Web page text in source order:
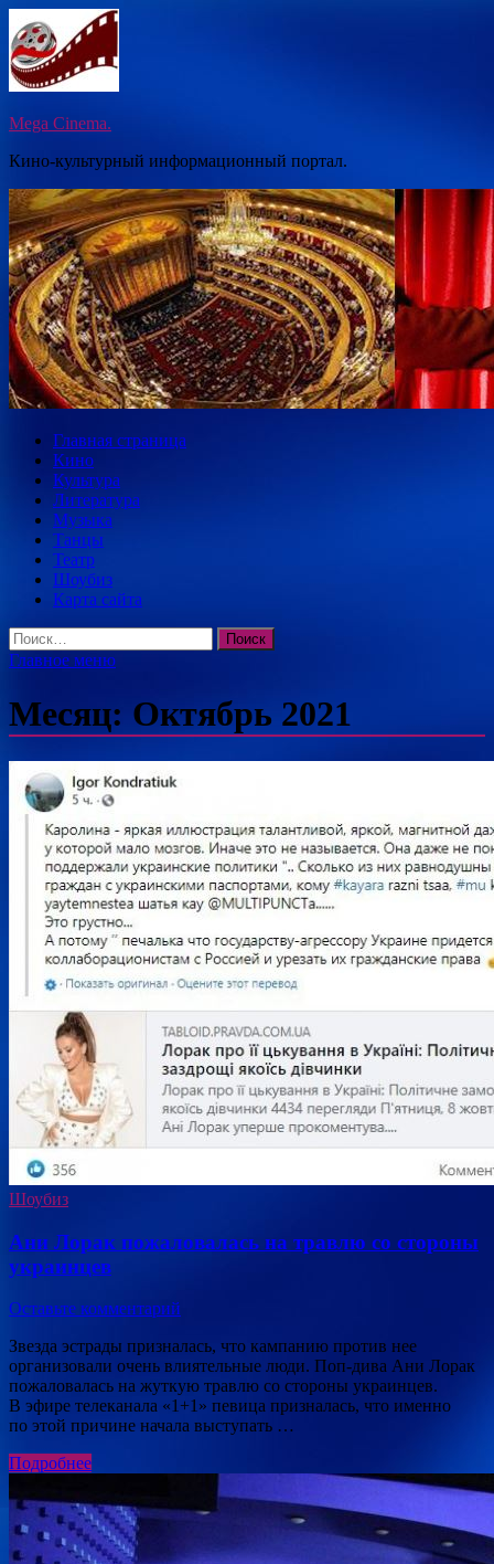
Перейти
к
содержимому
Mega Cinema.
Кино-культурный информационный портал.
Главная страница
Кино
Культура
Литература
Музыка
Танцы
Театр
Шоубиз
Карта сайта
Найти:
Главное меню
Месяц: Октябрь 2021
Шоубиз
Ани Лорак пожаловалась на травлю со стороны
украинцев
Оставьте комментарий
Звезда эстрады призналась, что кампанию против нее
организовали очень влиятельные люди. Поп-дива Ани Лорак
пожаловалась на жуткую травлю со стороны украинцев.
В эфире телеканала «1+1» певица призналась, что именно
по этой причине начала выступать …
Подробнее